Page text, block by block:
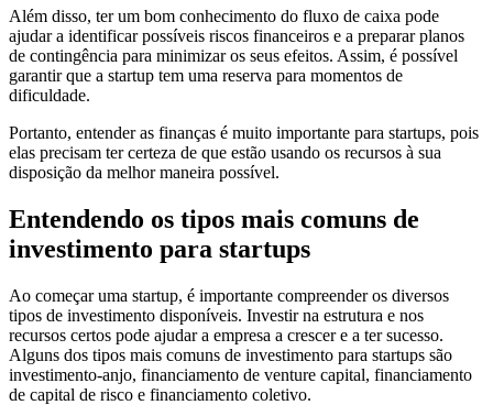
Além disso, ter um bom conhecimento do fluxo de caixa pode
ajudar a identificar possíveis riscos financeiros e a preparar planos
de contingência para minimizar os seus efeitos. Assim, é possível
garantir que a startup tem uma reserva para momentos de
dificuldade.
Portanto, entender as finanças é muito importante para startups, pois
elas precisam ter certeza de que estão usando os recursos à sua
disposição da melhor maneira possível.
Entendendo os tipos mais comuns de
investimento para startups
Ao começar uma startup, é importante compreender os diversos
tipos de investimento disponíveis. Investir na estrutura e nos
recursos certos pode ajudar a empresa a crescer e a ter sucesso.
Alguns dos tipos mais comuns de investimento para startups são
investimento-anjo, financiamento de venture capital, financiamento
de capital de risco e financiamento coletivo.